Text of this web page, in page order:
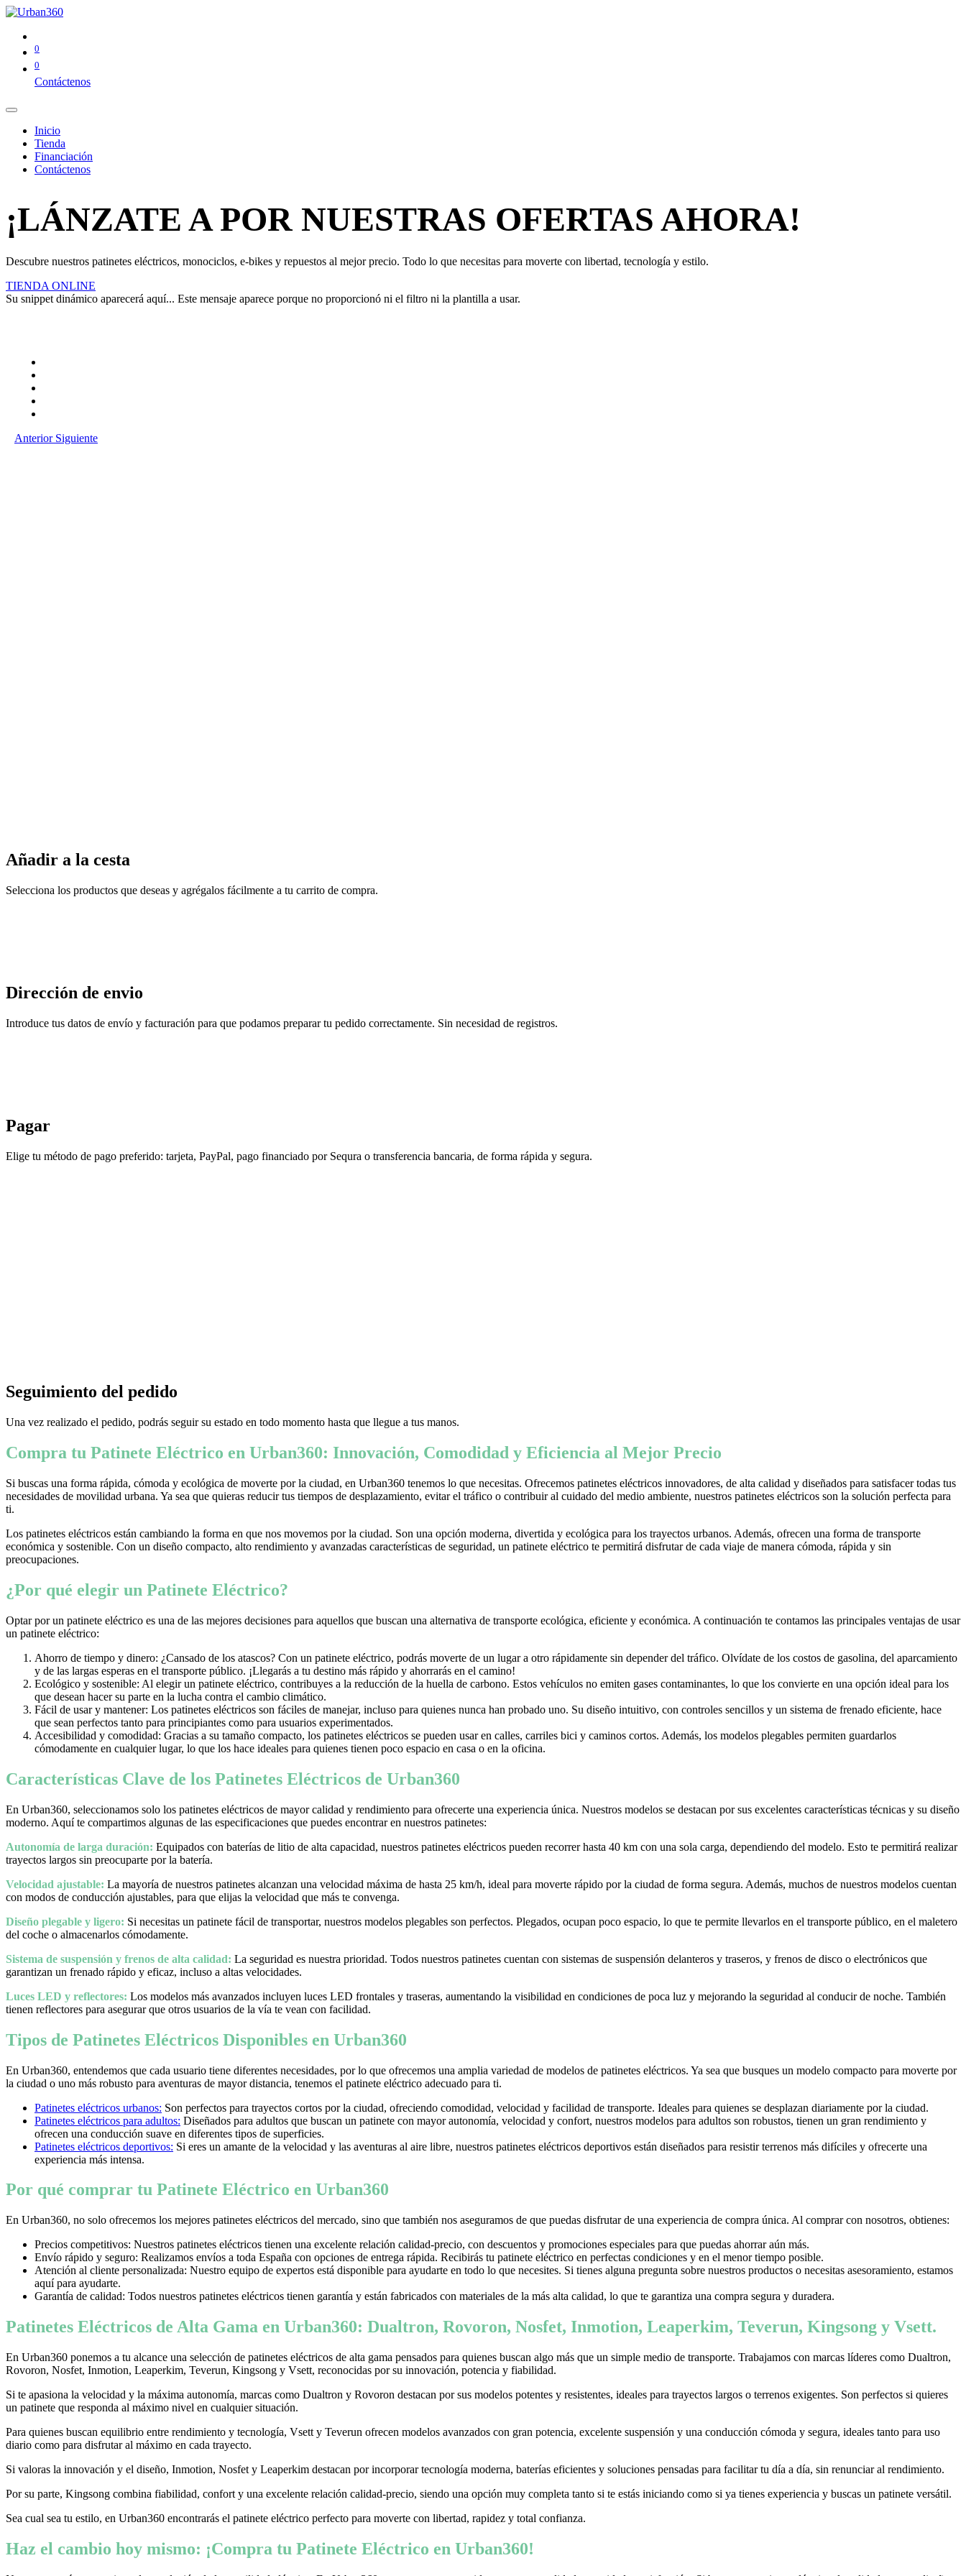
0
0
Contáctenos
Inicio
Tienda
Financiación
Contáctenos
¡LÁNZATE A POR NUESTRAS OFERTAS AHORA!
Descubre nuestros patinetes eléctricos, monociclos, e-bikes y repuestos al mejor precio. Todo lo que necesitas para moverte con libertad, tecnología y estilo.
TIENDA ONLINE
Su snippet dinámico aparecerá aquí... Este mensaje aparece porque no proporcionó ni el filtro ni la plantilla a usar.
Anterior Siguiente
Añadir a la cesta
Selecciona los productos que deseas y agrégalos fácilmente a tu carrito de compra.
Dirección de envio
Introduce tus datos de envío y facturación para que podamos preparar tu pedido correctamente. Sin necesidad de registros.
Pagar
Elige tu método de pago preferido: tarjeta, PayPal, pago financiado por Sequra o transferencia bancaria, de forma rápida y segura.
Seguimiento del pedido
Una vez realizado el pedido, podrás seguir su estado en todo momento hasta que llegue a tus manos.
Compra tu Patinete Eléctrico en Urban360: Innovación, Comodidad y Eficiencia al Mejor Precio
Si buscas una forma rápida, cómoda y ecológica de moverte por la ciudad, en Urban360 tenemos lo que necesitas. Ofrecemos patinetes eléctricos innovadores, de alta calidad y diseñados para satisfacer todas tus
necesidades de movilidad urbana. Ya sea que quieras reducir tus tiempos de desplazamiento, evitar el tráfico o contribuir al cuidado del medio ambiente, nuestros patinetes eléctricos son la solución perfecta para
ti.
Los patinetes eléctricos están cambiando la forma en que nos movemos por la ciudad. Son una opción moderna, divertida y ecológica para los trayectos urbanos. Además, ofrecen una forma de transporte
económica y sostenible. Con un diseño compacto, alto rendimiento y avanzadas características de seguridad, un patinete eléctrico te permitirá disfrutar de cada viaje de manera cómoda, rápida y sin
preocupaciones.
¿Por qué elegir un Patinete Eléctrico?
Optar por un patinete eléctrico es una de las mejores decisiones para aquellos que buscan una alternativa de transporte ecológica, eficiente y económica. A continuación te contamos las principales ventajas de usar
un patinete eléctrico:
Ahorro de tiempo y dinero: ¿Cansado de los atascos? Con un patinete eléctrico, podrás moverte de un lugar a otro rápidamente sin depender del tráfico. Olvídate de los costos de gasolina, del aparcamiento
y de las largas esperas en el transporte público. ¡Llegarás a tu destino más rápido y ahorrarás en el camino!
Ecológico y sostenible: Al elegir un patinete eléctrico, contribuyes a la reducción de la huella de carbono. Estos vehículos no emiten gases contaminantes, lo que los convierte en una opción ideal para los
que desean hacer su parte en la lucha contra el cambio climático.
Fácil de usar y mantener: Los patinetes eléctricos son fáciles de manejar, incluso para quienes nunca han probado uno. Su diseño intuitivo, con controles sencillos y un sistema de frenado eficiente, hace
que sean perfectos tanto para principiantes como para usuarios experimentados.
Accesibilidad y comodidad: Gracias a su tamaño compacto, los patinetes eléctricos se pueden usar en calles, carriles bici y caminos cortos. Además, los modelos plegables permiten guardarlos
cómodamente en cualquier lugar, lo que los hace ideales para quienes tienen poco espacio en casa o en la oficina.
Características Clave de los Patinetes Eléctricos de Urban360
En Urban360, seleccionamos solo los patinetes eléctricos de mayor calidad y rendimiento para ofrecerte una experiencia única. Nuestros modelos se destacan por sus excelentes características técnicas y su diseño
moderno. Aquí te compartimos algunas de las especificaciones que puedes encontrar en nuestros patinetes:
Autonomía de larga duración: Equipados con baterías de litio de alta capacidad, nuestros patinetes eléctricos pueden recorrer hasta 40 km con una sola carga, dependiendo del modelo. Esto te permitirá realizar
trayectos largos sin preocuparte por la batería.
Velocidad ajustable: La mayoría de nuestros patinetes alcanzan una velocidad máxima de hasta 25 km/h, ideal para moverte rápido por la ciudad de forma segura. Además, muchos de nuestros modelos cuentan
con modos de conducción ajustables, para que elijas la velocidad que más te convenga.
Diseño plegable y ligero: Si necesitas un patinete fácil de transportar, nuestros modelos plegables son perfectos. Plegados, ocupan poco espacio, lo que te permite llevarlos en el transporte público, en el maletero
del coche o almacenarlos cómodamente.
Sistema de suspensión y frenos de alta calidad: La seguridad es nuestra prioridad. Todos nuestros patinetes cuentan con sistemas de suspensión delanteros y traseros, y frenos de disco o electrónicos que
garantizan un frenado rápido y eficaz, incluso a altas velocidades.
Luces LED y reflectores: Los modelos más avanzados incluyen luces LED frontales y traseras, aumentando la visibilidad en condiciones de poca luz y mejorando la seguridad al conducir de noche. También
tienen reflectores para asegurar que otros usuarios de la vía te vean con facilidad.
Tipos de Patinetes Eléctricos Disponibles en Urban360
En Urban360, entendemos que cada usuario tiene diferentes necesidades, por lo que ofrecemos una amplia variedad de modelos de patinetes eléctricos. Ya sea que busques un modelo compacto para moverte por
la ciudad o uno más robusto para aventuras de mayor distancia, tenemos el patinete eléctrico adecuado para ti.
Patinetes eléctricos urbanos: Son perfectos para trayectos cortos por la ciudad, ofreciendo comodidad, velocidad y facilidad de transporte. Ideales para quienes se desplazan diariamente por la ciudad.
Patinetes eléctricos para adultos: Diseñados para adultos que buscan un patinete con mayor autonomía, velocidad y confort, nuestros modelos para adultos son robustos, tienen un gran rendimiento y
ofrecen una conducción suave en diferentes tipos de superficies.
Patinetes eléctricos deportivos: Si eres un amante de la velocidad y las aventuras al aire libre, nuestros patinetes eléctricos deportivos están diseñados para resistir terrenos más difíciles y ofrecerte una
experiencia más intensa.
Por qué comprar tu Patinete Eléctrico en Urban360
En Urban360, no solo ofrecemos los mejores patinetes eléctricos del mercado, sino que también nos aseguramos de que puedas disfrutar de una experiencia de compra única. Al comprar con nosotros, obtienes:
Precios competitivos: Nuestros patinetes eléctricos tienen una excelente relación calidad-precio, con descuentos y promociones especiales para que puedas ahorrar aún más.
Envío rápido y seguro: Realizamos envíos a toda España con opciones de entrega rápida. Recibirás tu patinete eléctrico en perfectas condiciones y en el menor tiempo posible.
Atención al cliente personalizada: Nuestro equipo de expertos está disponible para ayudarte en todo lo que necesites. Si tienes alguna pregunta sobre nuestros productos o necesitas asesoramiento, estamos
aquí para ayudarte.
Garantía de calidad: Todos nuestros patinetes eléctricos tienen garantía y están fabricados con materiales de la más alta calidad, lo que te garantiza una compra segura y duradera.
Patinetes Eléctricos de Alta Gama en Urban360: Dualtron, Rovoron, Nosfet, Inmotion, Leaperkim, Teverun, Kingsong y Vsett.
En Urban360 ponemos a tu alcance una selección de patinetes eléctricos de alta gama pensados para quienes buscan algo más que un simple medio de transporte. Trabajamos con marcas líderes como Dualtron,
Rovoron, Nosfet, Inmotion, Leaperkim, Teverun, Kingsong y Vsett, reconocidas por su innovación, potencia y fiabilidad.
Si te apasiona la velocidad y la máxima autonomía, marcas como Dualtron y Rovoron destacan por sus modelos potentes y resistentes, ideales para trayectos largos o terrenos exigentes. Son perfectos si quieres
un patinete que responda al máximo nivel en cualquier situación.
Para quienes buscan equilibrio entre rendimiento y tecnología, Vsett y Teverun ofrecen modelos avanzados con gran potencia, excelente suspensión y una conducción cómoda y segura, ideales tanto para uso
diario como para disfrutar al máximo en cada trayecto.
Si valoras la innovación y el diseño, Inmotion, Nosfet y Leaperkim destacan por incorporar tecnología moderna, baterías eficientes y soluciones pensadas para facilitar tu día a día, sin renunciar al rendimiento.
Por su parte, Kingsong combina fiabilidad, confort y una excelente relación calidad-precio, siendo una opción muy completa tanto si te estás iniciando como si ya tienes experiencia y buscas un patinete versátil.
Sea cual sea tu estilo, en Urban360 encontrarás el patinete eléctrico perfecto para moverte con libertad, rapidez y total confianza.
Haz el cambio hoy mismo: ¡Compra tu Patinete Eléctrico en Urban360!